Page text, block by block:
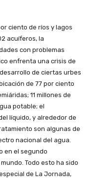
ciento de ríos y lagos
acuíferos, la
con problemas
enfrenta una crisis de
de ciertas urbes
de 77 por ciento
11 millones de
potable; el
líquido, y alrededor de
son algunas de
nacional del agua.
en el segundo
Todo esto ha sido
de La Jornada,